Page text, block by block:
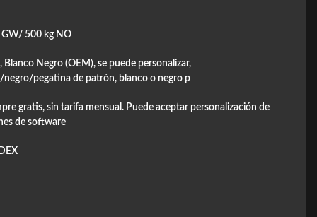
GW/ 500 kg NO
Blanco Negro (OEM), se puede personalizar,
negro/pegatina de patrón, blanco o negro p
gratis, sin tarifa mensual. Puede aceptar personalización de
de software